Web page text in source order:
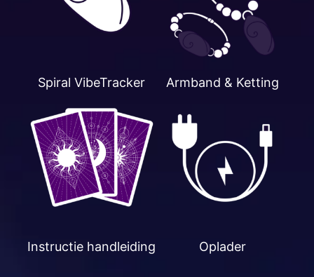
Spiral VibeTracker Armband & Ketting
Instructie handleiding Oplader